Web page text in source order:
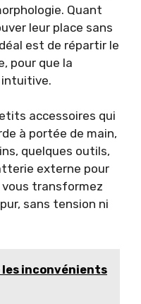
Quant
leur place sans
est de répartir le
pour que la
accessoires qui
à portée de main,
quelques outils,
externe pour
vous transformez
sans tension ni
les inconvénients